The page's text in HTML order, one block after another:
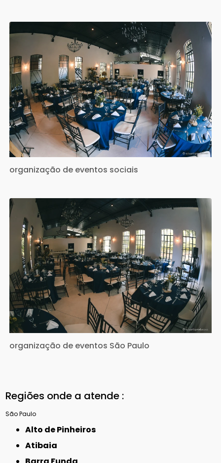
organização de eventos sociais
organização de eventos São Paulo
Regiões onde a atende :
São Paulo
Alto de Pinheiros
Atibaia